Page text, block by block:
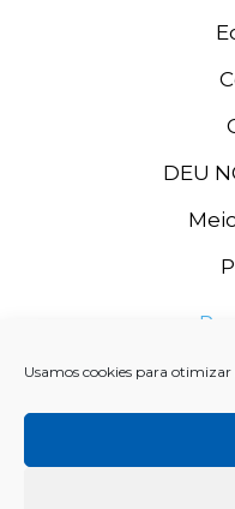
Usamos cookies para otimizar
DEU